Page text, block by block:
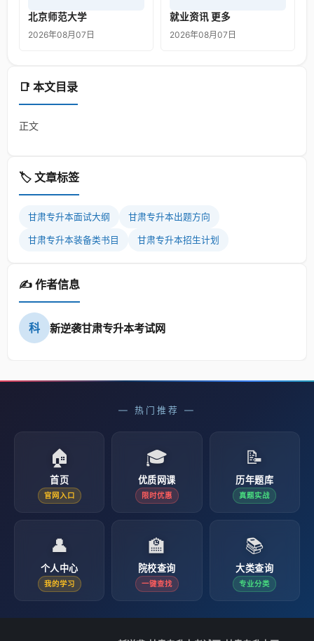
📑 本文目录
正文
🏷️ 文章标签
甘肃专升本面试大纲 甘肃专升本出题方向
甘肃专升本装备类书目 甘肃专升本招生计划
✍️ 作者信息
科 新逆袭甘肃专升本考试网
北京师范大学
2026年08月07日
就业资讯 更多
2026年08月07日
— 热门推荐 —
🏠
首页
官网入口
🎓
优质网课
限时优惠
📝
历年题库
真题实战
👤
个人中心
我的学习
🏫
院校查询
一键查找
📚
大类查询
专业分类